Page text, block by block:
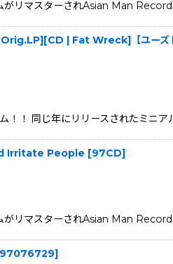
リマスターされAsian Man
| Fat Wreck]【ユーズ
！ 同じ年にリリースされたミ
Irritate People [97CD]
リマスターされAsian Man
]